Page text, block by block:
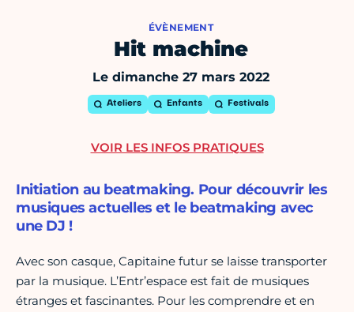
ÉVÈNEMENT
Hit machine
Le dimanche 27 mars 2022
Ateliers Enfants Festivals
Initiation au beatmaking. Pour découvrir les
musiques actuelles et le beatmaking avec
une DJ !
Avec son casque, Capitaine futur se laisse transporter
par la musique. L’Entr’espace est fait de musiques
étranges et fascinantes. Pour les comprendre et en
VOIR LES INFOS PRATIQUES